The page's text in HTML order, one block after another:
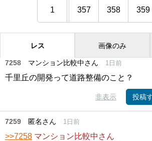
1 357 358 359
レス 画像のみ
7258 マンション比較中さん 1日前
千里丘の開発って道路整備のこと？
非表示 投稿
7259 匿名さん 1日前
>>7258 マンション比較中さん